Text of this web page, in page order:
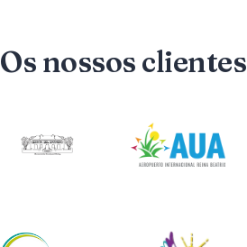
Os nossos clientes